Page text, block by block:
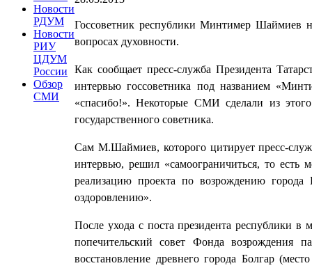
Новости
РДУМ
Новости
РИУ
ЦДУМ
России
Обзор
СМИ
Госсоветник республики Минтимер Шаймиев
вопросах духовности.
Как сообщает пресс-служба Президента
интервью госсоветника под названием
«спасибо!». Некоторые СМИ сделали из
государственного советника.
Сам М.Шаймиев, которого цитирует пресс-
интервью, решил «самоограничиться, то есть
реализацию проекта по возрождению города
оздоровлению».
После ухода с поста президента республики
попечительский совет Фонда возрождения
восстановление древнего города Болгар